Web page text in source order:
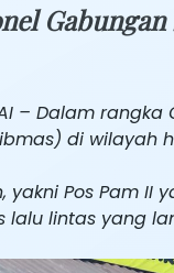
Gabungan
– Dalam
di wilayah
Pos Pam II
lalu lintas yang